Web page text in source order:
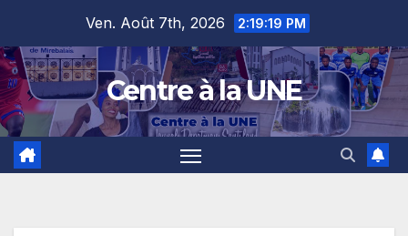
content
Ven. Août 7th, 2026 2:19:20 PM
Centre à la UNE